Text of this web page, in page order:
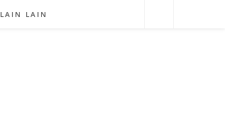
LAIN LAIN